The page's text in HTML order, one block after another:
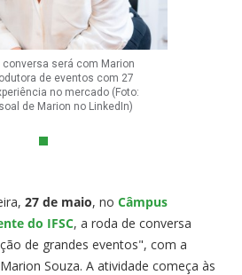
conversa será com Marion
de eventos com 27
no mercado (Foto:
de Marion no LinkedIn)
27 de maio, no Câmpus
do IFSC, a roda de conversa
de grandes eventos", com a
Souza. A atividade começa às